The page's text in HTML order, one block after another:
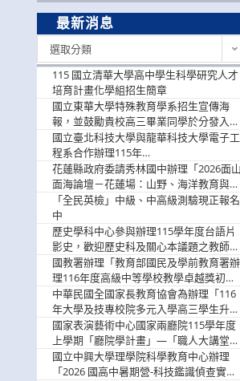
最新消息
選取分類
115 國立清華大學高中學生科學研究人才
培育計畫化學組招生簡章
國立東華大學特殊教育學系招生宣傳海
報，並鼓勵貴校高三畢業同學於分發入學
階段踴躍選填。
國立臺北科技大學與龍華科技大學電子工
程系合作辦理115年
「115.08.10~08.12「AI賦能應用於智慧半
導體研習營」，歡迎學生踴躍報名參加
花蓮縣政府委請秀林國中辦理「2026面山
面海論壇－花蓮場：山野、海洋教育與戶
外安全實務課程」，歡迎踴躍報名參加
「全民英檢」中級、中高級測驗現正報名
中
歷史學科中心參與辦理115學年度台語片
影史，歡迎歷史科及關心本議題之教師踴
躍報名參加
國教署辦理「教育部國民及學前教育署辦
理116年度高級中等學校教學卓越獎初選
實施計畫」，鼓勵教師踴躍報名
中華民國全國家長教育協會為辦理「116
年大學及技專校院多元入學高三學生升學
輔導家長說明會」
國家表演藝術中心國家兩廳院115學年度
上學期「廳院學計畫」—「職人大講堂」
及「一日體驗課程」，鼓勵踴躍報名參
與。
國立中興大學理學院科學教育中心辦理
「2026 國高中暑期營-科技鑑識偵查實戰